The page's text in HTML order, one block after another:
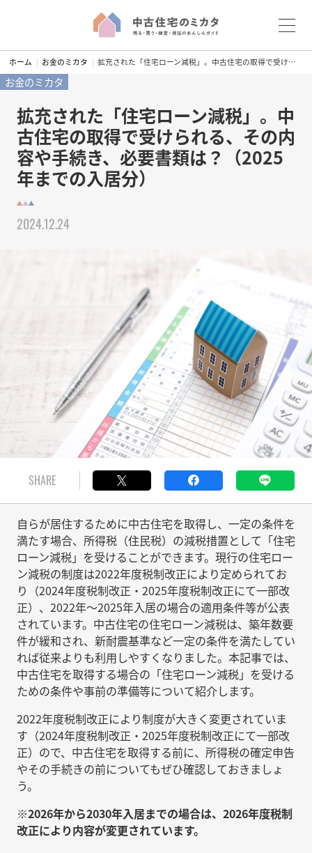
k
i
ホーム お金のミカタ 拡充された「住宅ローン減税」。中古住宅の取得で受けられる、その内容や手続き、必要書類は？（2025年までの入居分）
お金のミカタ
拡充された「住宅ローン減税」。中
古住宅の取得で受けられる、その内
容や手続き、必要書類は？（2025
年までの入居分）
2024.12.24
SHARE
自らが居住するために中古住宅を取得し、一定の条件を
満たす場合、所得税（住民税）の減税措置として「住宅
ローン減税」を受けることができます。現行の住宅ロー
ン減税の制度は2022年度税制改正により定められてお
り（2024年度税制改正・2025年度税制改正にて一部改
正）、2022年～2025年入居の場合の適用条件等が公表
されています。中古住宅の住宅ローン減税は、築年数要
件が緩和され、新耐震基準など一定の条件を満たしてい
れば従来よりも利用しやすくなりました。本記事では、
中古住宅を取得する場合の「住宅ローン減税」を受ける
ための条件や事前の準備等について紹介します。
2022年度税制改正により制度が大きく変更されていま
す（2024年度税制改正・2025年度税制改正にて一部改
正）ので、中古住宅を取得する前に、所得税の確定申告
やその手続きの前についてもぜひ確認しておきましょ
う。
※2026年から2030年入居までの場合は、2026年度税制
改正により内容が変更されています。